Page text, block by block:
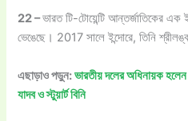
22 –ভারত টি-টোয়েন্টি আন্তর্জাতিকের এক
ভেঙেছে। 2017 সালে ইন্দোরে, তিনি
এছাড়াও পড়ুন:ভারতীয় দলের অধিনায়ক হলেন
যাদব ও স্টুয়ার্ট বিনি